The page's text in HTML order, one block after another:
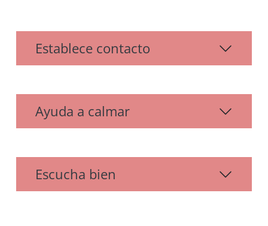
Establece contacto
Ayuda a calmar
Escucha bien